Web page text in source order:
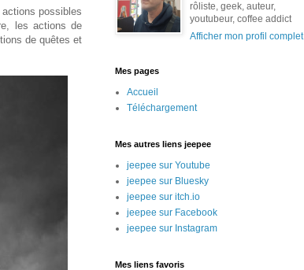
possibles
les actions de
de quêtes et
rôliste, geek, auteur,
youtubeur, coffee addict
Afficher mon profil complet
Mes pages
Accueil
Téléchargement
Mes autres liens jeepee
jeepee sur Youtube
jeepee sur Bluesky
jeepee sur itch.io
jeepee sur Facebook
jeepee sur Instagram
Mes liens favoris